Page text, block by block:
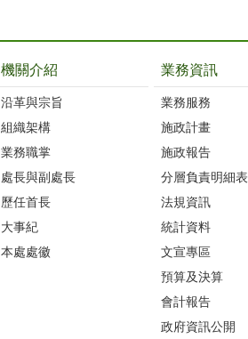
機關介紹
沿革與宗旨
組織架構
業務職掌
處長與副處長
歷任首長
大事紀
本處處徽
業務資訊
業務服務
施政計畫
施政報告
分層負責明細表
法規資訊
統計資料
文宣專區
預算及決算
會計報告
政府資訊公開